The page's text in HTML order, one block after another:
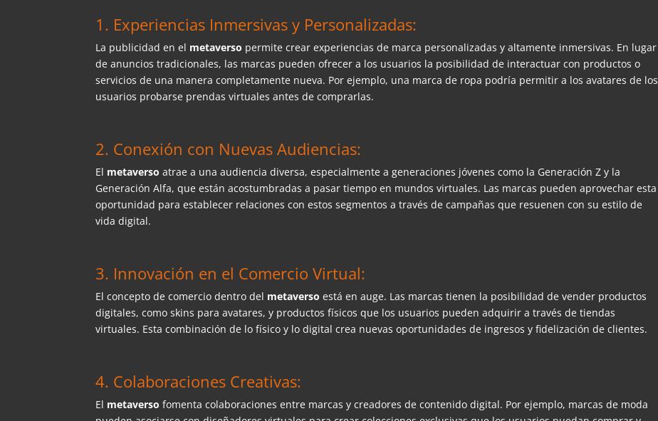
1. Experiencias Inmersivas y Personalizadas:
La publicidad en el metaverso permite crear experiencias de marca personalizadas y altamente inmersivas. En lugar
de anuncios tradicionales, las marcas pueden ofrecer a los usuarios la posibilidad de interactuar con productos o
servicios de una manera completamente nueva. Por ejemplo, una marca de ropa podría permitir a los avatares de los
usuarios probarse prendas virtuales antes de comprarlas.
2. Conexión con Nuevas Audiencias:
El metaversoatrae a una audiencia diversa, especialmente a generaciones jóvenes como la Generación Z y la
Generación Alfa, que están acostumbradas a pasar tiempo en mundos virtuales. Las marcas pueden aprovechar esta
oportunidad para establecer relaciones con estos segmentos a través de campañas que resuenen con su estilo de
vida digital.
3. Innovación en el Comercio Virtual:
El concepto de comercio dentro del metaversoestá en auge. Las marcas tienen la posibilidad de vender productos
digitales, como skins para avatares, y productos físicos que los usuarios pueden adquirir a través de tiendas
virtuales. Esta combinación de lo físico y lo digital crea nuevas oportunidades de ingresos y fidelización de clientes.
4. Colaboraciones Creativas:
El metaversofomenta colaboraciones entre marcas y creadores de contenido digital. Por ejemplo, marcas de moda